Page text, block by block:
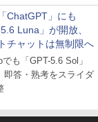
ChatGPT」にも
5.6 Luna」が開放、
チャットは無制限へ
も「GPT-5.6 Sol」
即答・熟考をスライダ